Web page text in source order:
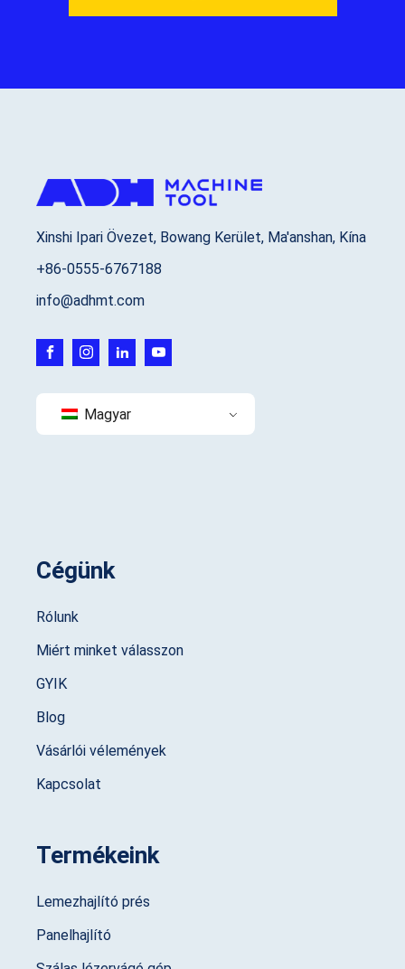
Xinshi Ipari Övezet, Bowang Kerület, Ma'anshan, Kína
+86-0555-6767188
info@adhmt.com
Magyar
Cégünk
Rólunk
Miért minket válasszon
GYIK
Blog
Vásárlói vélemények
Kapcsolat
Termékeink
Lemezhajlító prés
Panelhajlító